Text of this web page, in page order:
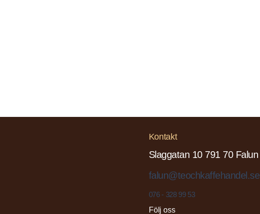
Kontakt
Slaggatan 10 791 70 Falun
falun@teochkaffehandel.se
076 - 328 99 53
Följ oss